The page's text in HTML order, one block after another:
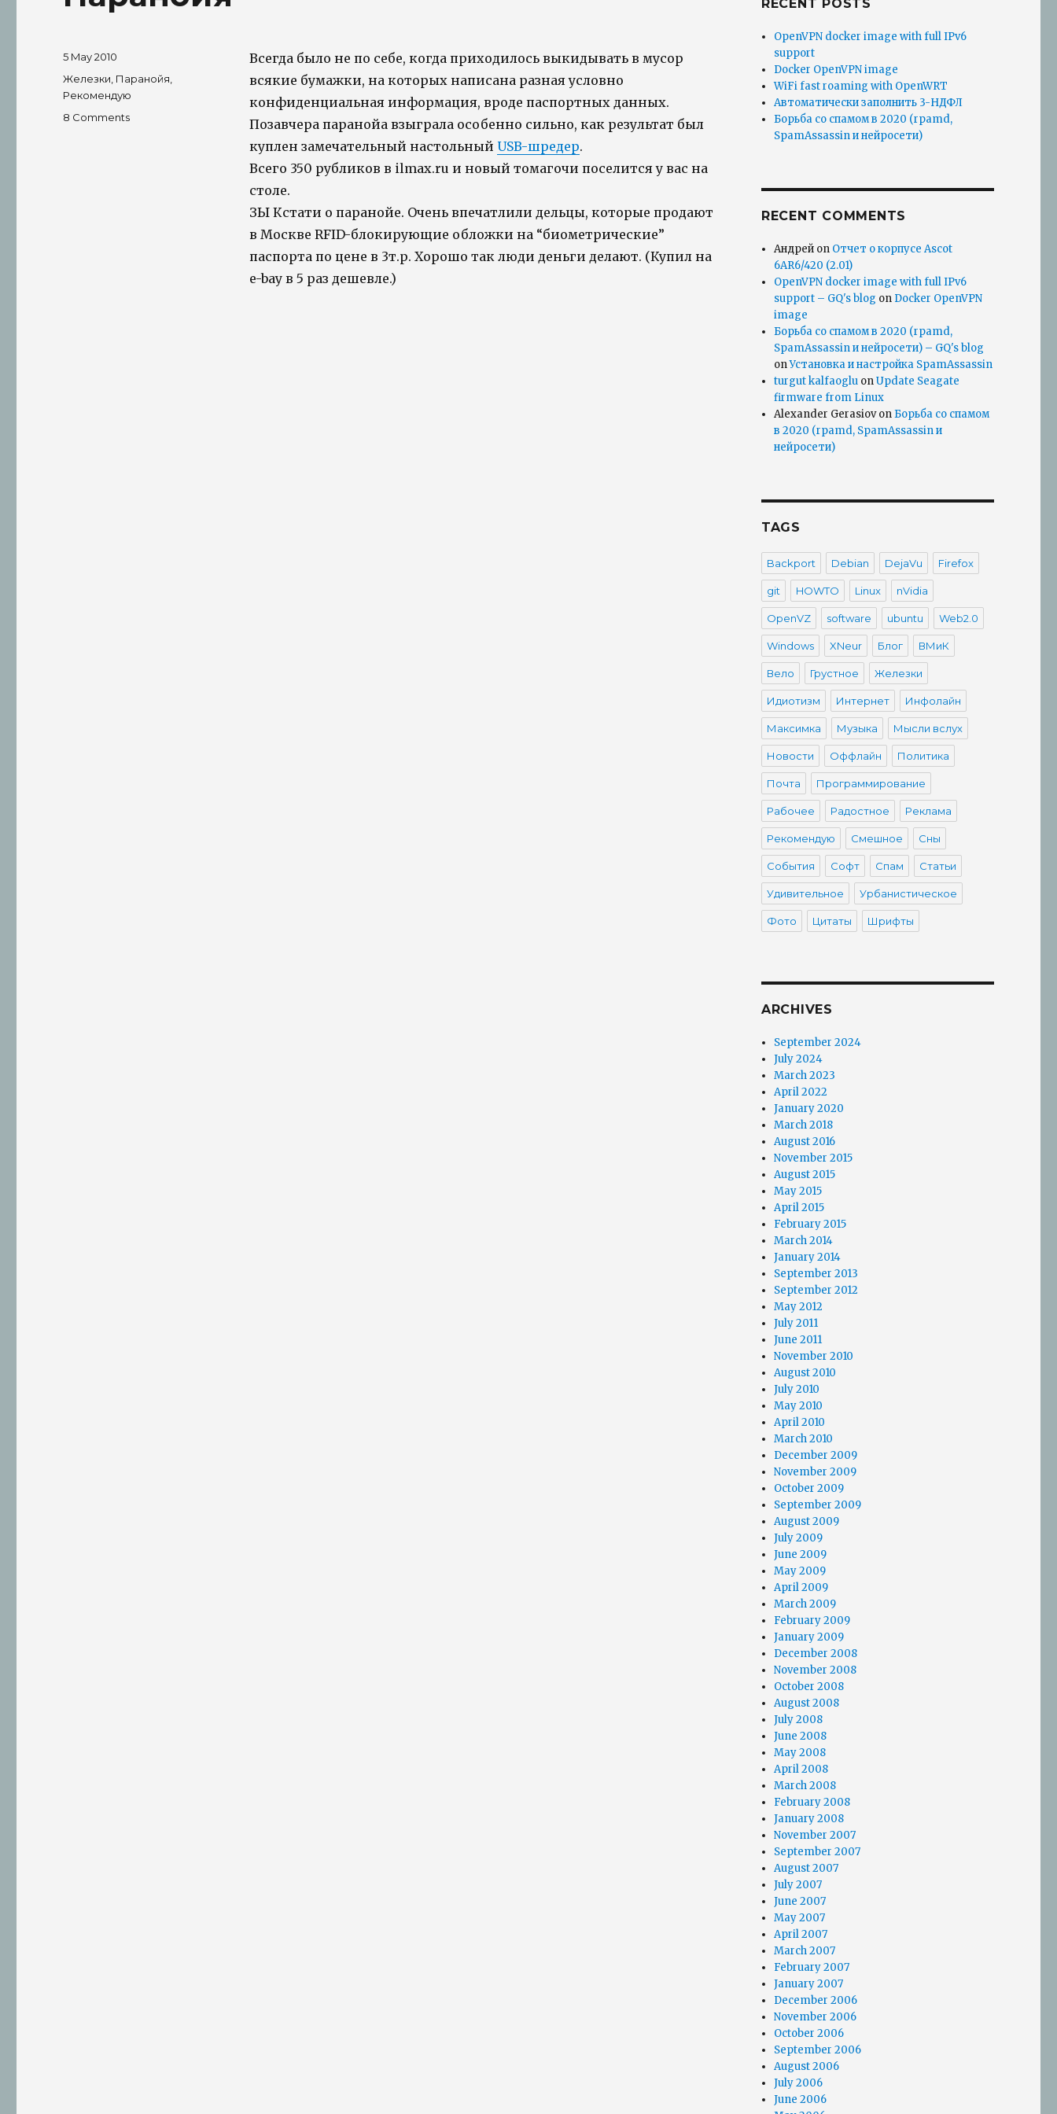
Всегда было не по себе, когда приходилось выкидывать в мусор
всякие бумажки, на которых написана разная условно
конфиденциальная информация, вроде паспортных данных.
Позавчера паранойа взыграла особенно сильно, как результат был
куплен замечательный настольный USB-шредер.
Всего 350 рубликов в ilmax.ru и новый томагочи поселится у вас на
столе.
ЗЫ Кстати о паранойе. Очень впечатлили дельцы, которые продают
в Москве RFID-блокирующие обложки на “биометрические”
паспорта по цене в 3т.р. Хорошо так люди деньги делают. (Купил на
e-bay в 5 раз дешевле.)
Posted
5 May 2010
Tags
Железки Паранойя
Рекомендую
8 Commentson
RECENT POSTS
OpenVPN docker image with full IPv6
support
Docker OpenVPN image
WiFi fast roaming with OpenWRT
Автоматически заполнить 3-НДФЛ
Борьба со спамом в 2020 (rpamd,
SpamAssassin и нейросети)
RECENT COMMENTS
Андрей on Отчет о корпусе Ascot
6AR6/420 (2.01)
OpenVPN docker image with full IPv6
support – GQ's blog on Docker OpenVPN
image
Борьба со спамом в 2020 (rpamd,
SpamAssassin и нейросети) – GQ's blog
onУстановка и настройка SpamAssassin
turgut kalfaoglu onUpdate Seagate
firmware from Linux
Alexander GerasiovonБорьба со спамом
в 2020 (rpamd, SpamAssassin и
нейросети)
TAGS
Backport Debian DejaVu Firefox
git HOWTO Linux nVidia
OpenVZ software ubuntu Web2.0
Windows XNeur Блог ВМиК
Вело Грустное Железки
Идиотизм Интернет Инфолайн
Максимка Музыка Мысли вслух
Новости Оффлайн Политика
Почта Программирование
Рабочее Радостное Реклама
Рекомендую Смешное Сны
События Софт Спам Статьи
Удивительное Урбанистическое
Фото Цитаты Шрифты
ARCHIVES
September 2024
July 2024
March 2023
April 2022
January 2020
March 2018
August 2016
November 2015
August 2015
May 2015
April 2015
February 2015
March 2014
January 2014
September 2013
September 2012
May 2012
July 2011
June 2011
November 2010
August 2010
July 2010
May 2010
April 2010
March 2010
December 2009
November 2009
October 2009
September 2009
August 2009
July 2009
June 2009
May 2009
April 2009
March 2009
February 2009
January 2009
December 2008
November 2008
October 2008
August 2008
July 2008
June 2008
May 2008
April 2008
March 2008
February 2008
January 2008
November 2007
September 2007
August 2007
July 2007
June 2007
May 2007
April 2007
March 2007
February 2007
January 2007
December 2006
November 2006
October 2006
September 2006
August 2006
July 2006
June 2006